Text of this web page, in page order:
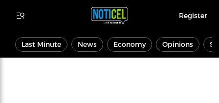
Register
Last Minute News Economy Opinions